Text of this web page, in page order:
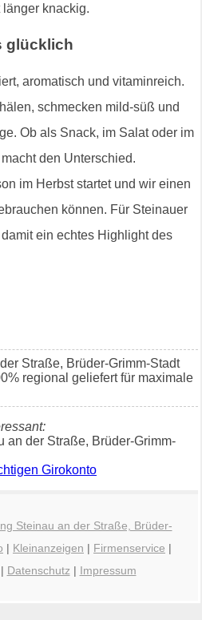
länger knackig.
glücklich
aromatisch und vitaminreich.
schmecken mild-süß und
Ob als Snack, im Salat oder im
den Unterschied.
im Herbst startet und wir einen
können. Für Steinauer
ein echtes Highlight des
Straße, Brüder-Grimm-Stadt
regional geliefert für maximale
an der Straße, Brüder-Grimm-
Girokonto
Steinau an der Straße, Brüder-
| Kleinanzeigen | Firmenservice |
| Datenschutz | Impressum